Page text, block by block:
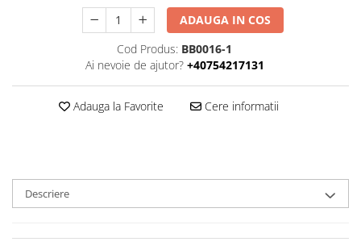
ADAUGA IN COS
Cod Produs: BB0016-1
Ai nevoie de ajutor? +40754217131
Adauga la Favorite Cere informatii
Descriere